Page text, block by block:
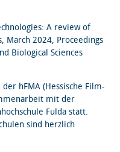
A review of
2024, Proceedings
Biological Sciences
hFMA (Hessische Film-
mit der
Fulda statt.
sind herzlich